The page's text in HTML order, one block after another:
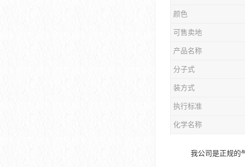
颜色
可售卖地
产品名称
分子式
装方式
执行标准
化学名称
我公司是正规的